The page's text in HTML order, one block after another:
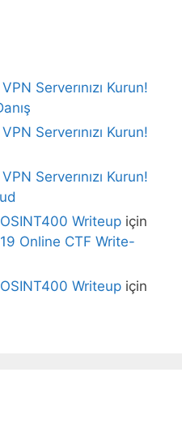
Serverınızı Kurun!
Serverınızı Kurun!
Serverınızı Kurun!
Writeup için
Online CTF Write-
Writeup için